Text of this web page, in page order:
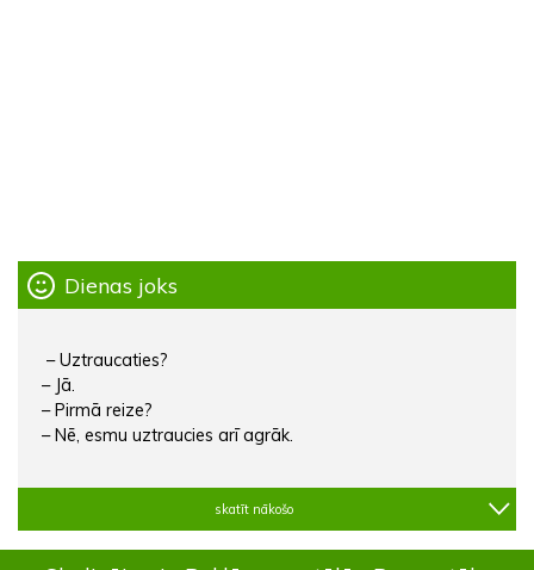
Dienas joks
– Uztraucaties?
– Jā.
– Pirmā reize?
– Nē, esmu uztraucies arī agrāk.
skatīt nākošo